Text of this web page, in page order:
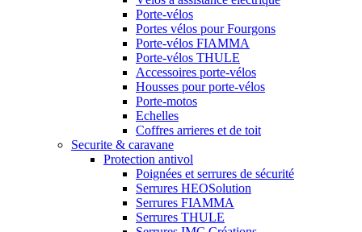
Porte-vélos
Portes vélos pour Fourgons
Porte-vélos FIAMMA
Porte-vélos THULE
Accessoires porte-vélos
Housses pour porte-vélos
Porte-motos
Echelles
Coffres arrieres et de toit
Securite & caravane
Protection antivol
Poignées et serrures de sécurité
Serrures HEOSolution
Serrures FIAMMA
Serrures THULE